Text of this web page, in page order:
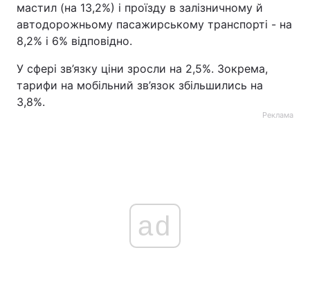
мастил (на 13,2%) і проїзду в залізничному й
автодорожньому пасажирському транспорті - на
8,2% і 6% відповідно.
У сфері зв’язку ціни зросли на 2,5%. Зокрема,
тарифи на мобільний зв’язок збільшились на
3,8%.
Реклама
ad